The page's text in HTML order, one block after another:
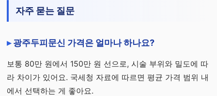
자주 묻는 질문
광주두피문신 가격은 얼마나 하나요?
보통 80만 원에서 150만 원 선으로, 시술 부위와 밀도에 따
라 차이가 있어요. 국세청 자료에 따르면 평균 가격 범위 내
에서 선택하는 게 좋아요.